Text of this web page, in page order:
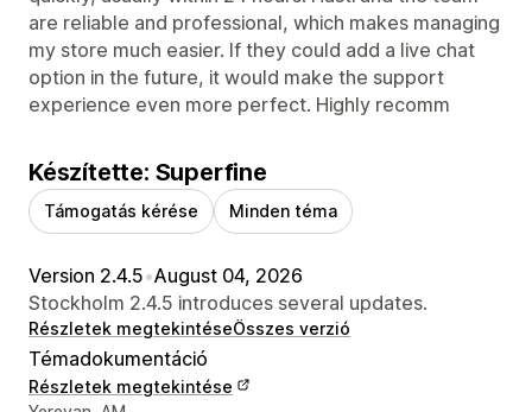
are reliable and professional, which makes managing
my store much easier. If they could add a live chat
option in the future, it would make the support
experience even more perfect. Highly recomm
Készítette: Superfine
Támogatás kérése Minden téma
Version 2.4.5•August 04, 2026
Stockholm 2.4.5 introduces several updates.
Részletek megtekintéseÖsszes verzió
Témadokumentáció
Részletek megtekintése